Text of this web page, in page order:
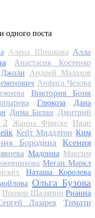
одного поста
Алена Шишкова Алла
Анастасия Костенко
Андрей Малахов
Анфиса Чехова
Виктория Боня
Глюкоза
Дана
Дима Билан Дмитрий
Жанна Фриске
Иван
Кейт Миддлтон Ким
Бородина
Ксения
Мадонна Максим
Меган Маркл
Наташа Королева
Ольга Бузова
Прохор Шаляпин Рианна
Лазарев
Тимати